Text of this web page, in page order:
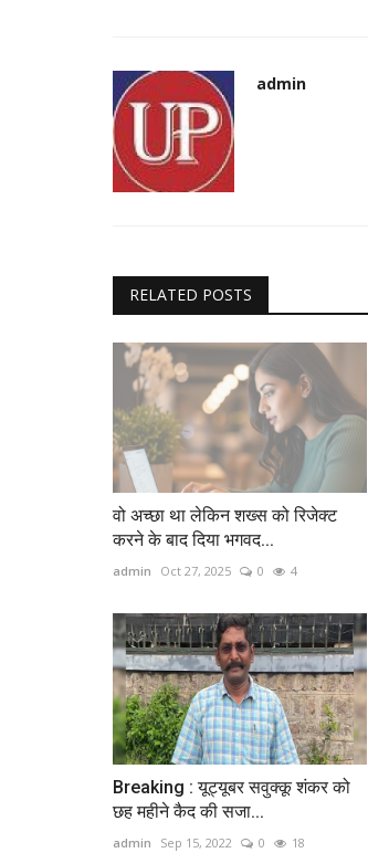
admin
RELATED POSTS
वो अच्छा था लेकिन शख्स को रिजेक्ट
करने के बाद दिया भगवद...
admin Oct 27, 2025 0 4
Breaking : यूट्यूबर सवुक्कू शंकर को
छह महीने कैद की सजा...
admin Sep 15, 2022 0 18
CPL 2022: डैरेन सैमी को
कैरेबियन प्रीमियर...
कैरेबियन प्रीमियर...